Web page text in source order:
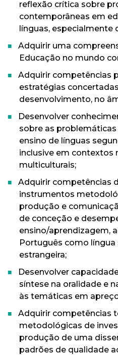
reflexão crítica sobre
contemporâneas em
línguas, especialmente
Adquirir uma
Educação no mundo
Adquirir competências
estratégias
desenvolvimento, no
Desenvolver
sobre as
ensino de línguas
inclusive em contextos
multiculturais;
Adquirir competências
instrumentos
produção e
de conceção e
ensino/aprendizagem,
Português como língua
estrangeira;
Desenvolver
síntese na oralidade e
às temáticas em
Adquirir competências
metodológicas de
produção de uma
padrões de qualidade